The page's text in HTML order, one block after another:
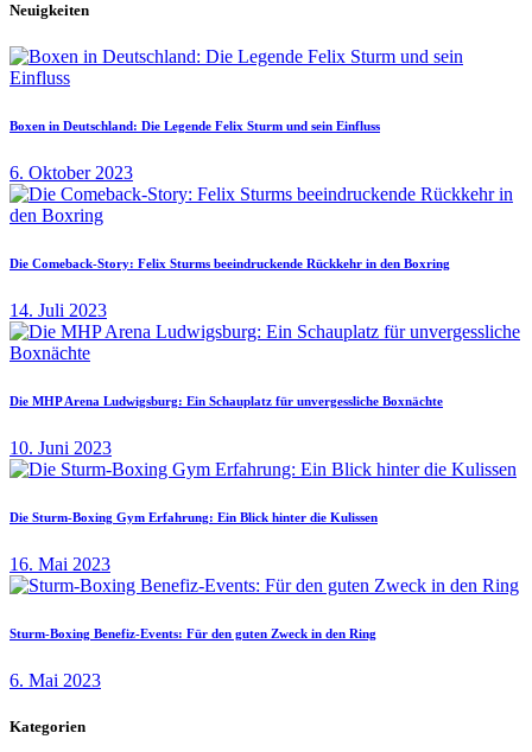
Neuigkeiten
Boxen in Deutschland: Die Legende Felix Sturm und sein Einfluss
6. Oktober 2023
Die Comeback-Story: Felix Sturms beeindruckende Rückkehr in den Boxring
14. Juli 2023
Die MHP Arena Ludwigsburg: Ein Schauplatz für unvergessliche Boxnächte
10. Juni 2023
Die Sturm-Boxing Gym Erfahrung: Ein Blick hinter die Kulissen
16. Mai 2023
Sturm-Boxing Benefiz-Events: Für den guten Zweck in den Ring
6. Mai 2023
Kategorien